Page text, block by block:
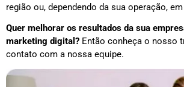
região ou, dependendo da sua operação,
Quer melhorar os resultados da sua
marketing digital? Então conheça o nosso
contato com a nossa equipe.